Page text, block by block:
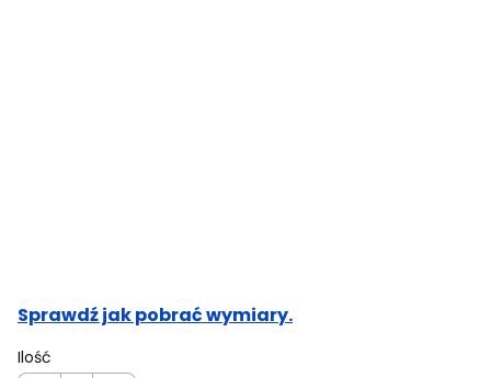
Sprawdź jak pobrać wymiary.
Ilość